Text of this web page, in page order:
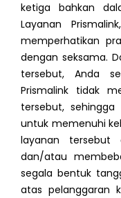
ketiga bahkan
Layanan
memperhatikan
dengan seksama.
tersebut, Anda
Prismalink tidak
tersebut,
untuk memenuhi
layanan tersebut
dan/atau
segala bentuk
atas pelanggaran